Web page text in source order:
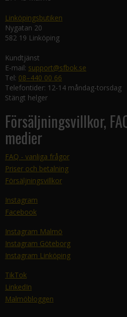
Linköpingsbutiken
Nygatan 20
582 19 Linköping
Kundtjänst
E-mail: support@sfbok.se
Tel: 08–440 00 66
Telefontider: 12-14 måndag-torsdag
Stängt helger
Försäljningsvillkor,
medier
FAQ - vanliga frågor
Priser och betalning
Försäljningsvillkor
Instagram
Facebook
Instagram Malmö
Instagram Göteborg
Instagram Linköping
TikTok
LinkedIn
Malmöbloggen